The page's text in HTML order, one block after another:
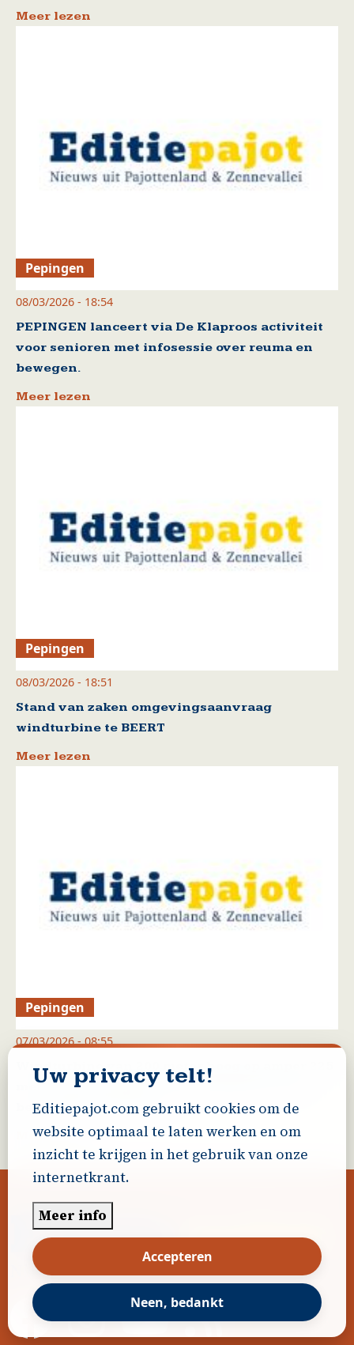
Meer lezen
Pepingen
08/03/2026 - 18:54
PEPINGEN lanceert via De Klaproos activiteit
voor senioren met infosessie over reuma en
bewegen.
Meer lezen
Pepingen
08/03/2026 - 18:51
Stand van zaken omgevingsaanvraag
windturbine te BEERT
Meer lezen
Pepingen
07/03/2026 - 08:55
Windturbine van 200 meter hoog op amper 225
meter van woningen: LVB PEPINGEN steunt
bezorgdheid bewoners
Meer lezen
Uw privacy telt!
Editiepajot.com gebruikt cookies om de
website optimaal te laten werken en om
inzicht te krijgen in het gebruik van onze
internetkrant.
Meer info
Accepteren
Neen, bedankt